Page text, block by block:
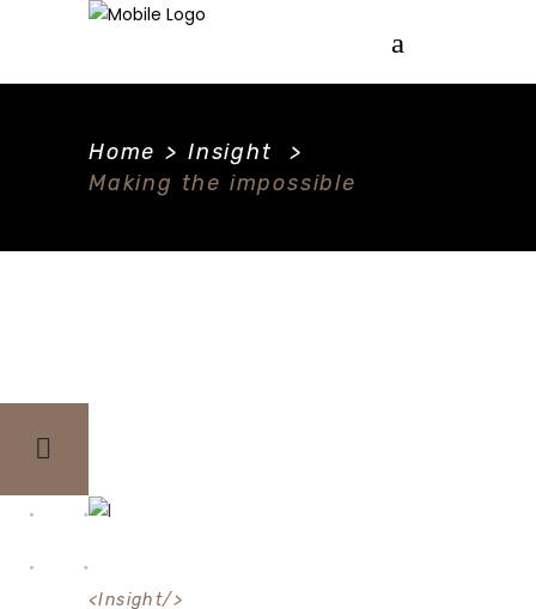
Home > Insight
>
Making the impossible
<Insight/>